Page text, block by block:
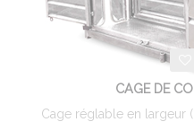
CAGE DE
Cage réglable en largeur